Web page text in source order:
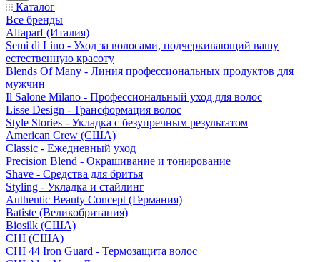
Каталог
Все бренды
Alfaparf (Италия)
Semi di Lino - Уход за волосами, подчеркивающий вашу
естественную красоту
Blends Of Many - Линия профессиональных продуктов для
мужчин
Il Salone Milano - Профессиональный уход для волос
Lisse Design - Трансформация волос
Style Stories - Укладка с безупречным результатом
American Crew (США)
Classic - Ежедневный уход
Precision Blend - Окрашивание и тонирование
Shave - Средства для бритья
Styling - Укладка и стайлинг
Authentic Beauty Concept (Германия)
Batiste (Великобритания)
Biosilk (США)
CHI (США)
CHI 44 Iron Guard - Термозащита волос